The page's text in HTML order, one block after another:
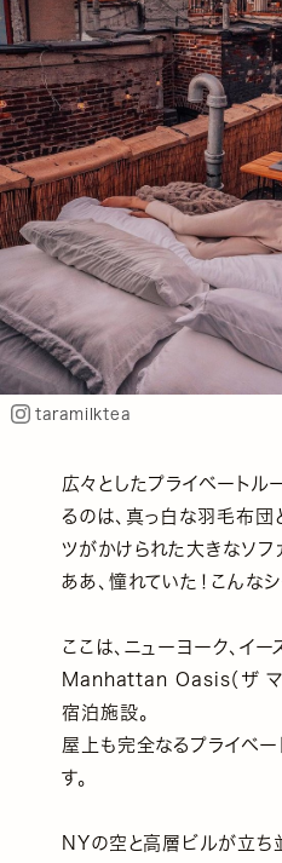
taramilktea
広々としたプライベートル
るのは、真っ白な羽毛布団
ツがかけられた大きなソフ
ああ、憧れていた！こんなシ
ここは、ニューヨーク、イ
Manhattan Oasis（ザ マ
宿泊施設。
屋上も完全なるプライベー
す。
NYの空と高層ビルが立ち